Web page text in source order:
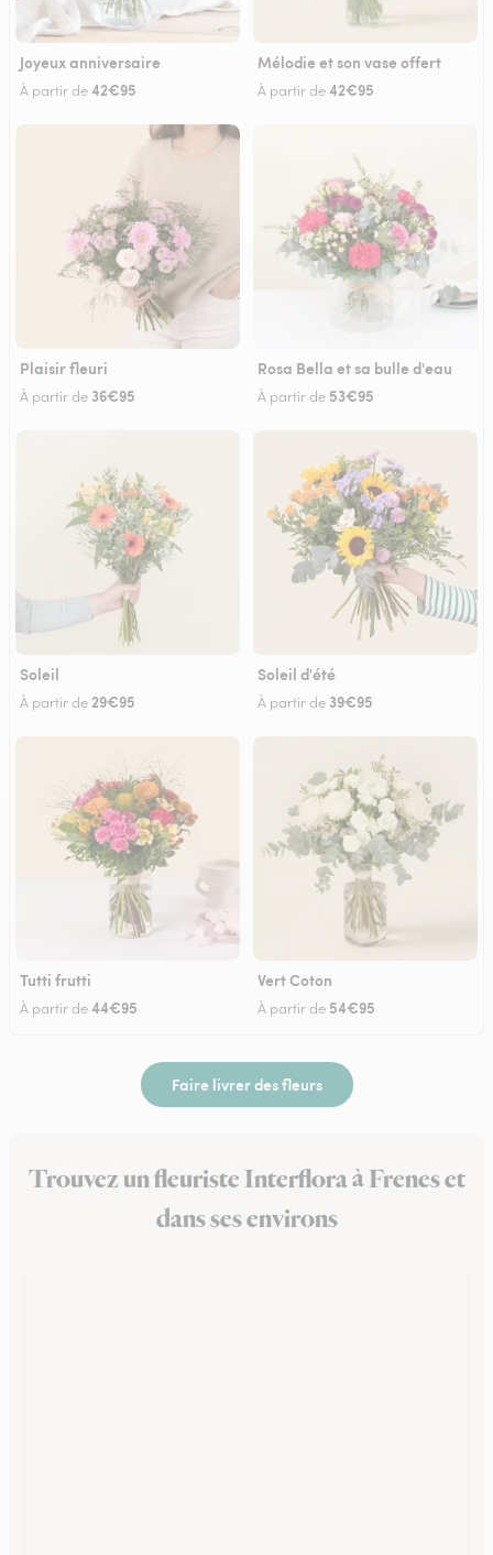
Joyeux anniversaire
À partir de42€95
Mélodie et son vase offert
À partir de42€95
Plaisir fleuri
À partir de 36€95
Rosa Bella et sa bulle d'eau
À partir de 53€95
Soleil
À partir de29€95
Soleil d'été
À partir de 39€95
Tutti frutti
À partir de44€95
Vert Coton
À partir de 54€95
Faire livrer des fleurs
Trouvez un fleuriste Interflora à Frenes et
dans ses environs